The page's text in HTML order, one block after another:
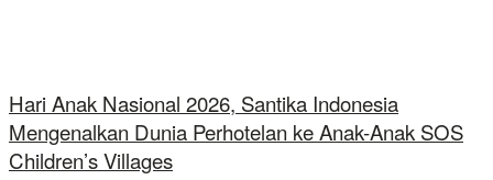
Hari Anak Nasional 2026, Santika Indonesia
Mengenalkan Dunia Perhotelan ke Anak-Anak SOS
Children’s Villages